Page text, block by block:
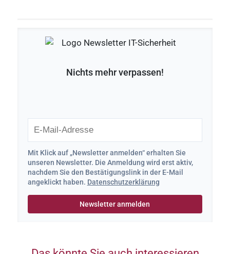
Nichts mehr verpassen!
Mit Klick auf „Newsletter anmelden“ erhalten Sie
unseren Newsletter. Die Anmeldung wird erst aktiv,
nachdem Sie den Bestätigungslink in der E-Mail
angeklickt haben. Datenschutzerklärung